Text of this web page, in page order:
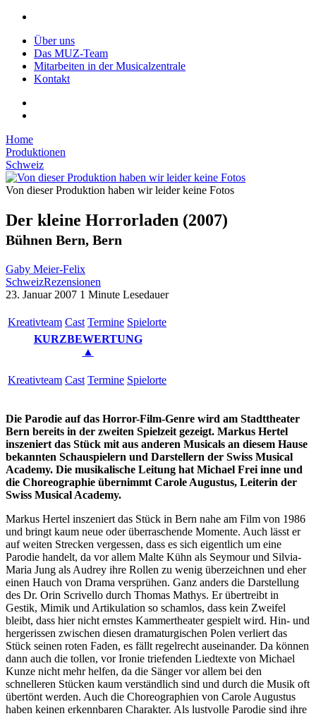
Über uns
Das MUZ-Team
Mitarbeiten in der Musicalzentrale
Kontakt
Home
Produktionen
Schweiz
Von dieser Produktion haben wir leider keine Fotos
Der kleine Horrorladen (2007)
Bühnen Bern, Bern
Gaby Meier-Felix
SchweizRezensionen
23. Januar 2007 1 Minute Lesedauer
Kreativ­team Cast Ter­mi­ne Spielorte
KURZBEWERTUNG
▲
Kreativ­team Cast Ter­mi­ne Spielorte
Die Parodie auf das Horror-Film-Genre wird am Stadttheater
Bern bereits in der zweiten Spielzeit gezeigt. Markus Hertel
inszeniert das Stück mit aus anderen Musicals an diesem Hause
bekannten Schauspielern und Darstellern der Swiss Musical
Academy. Die musikalische Leitung hat Michael Frei inne und
die Choreographie übernimmt Carole Augustus, Leiterin der
Swiss Musical Academy.
Markus Hertel inszeniert das Stück in Bern nahe am Film von 1986
und bringt kaum neue oder überraschende Momente. Auch lässt er
auf weiten Strecken vergessen, dass es sich eigentlich um eine
Parodie handelt, da vor allem Malte Kühn als Seymour und Silvia-
Maria Jung als Audrey ihre Rollen zu wenig überzeichnen und eher
einen Hauch von Drama versprühen. Ganz anders die Darstellung
des Dr. Orin Scrivello durch Thomas Mathys. Er übertreibt in
Gestik, Mimik und Artikulation so schamlos, dass kein Zweifel
bleibt, dass hier nicht ernstes Kammertheater gespielt wird. Hin- und
hergerissen zwischen diesen dramaturgischen Polen verliert das
Stück seinen roten Faden, es fällt regelrecht auseinander. Da können
dann auch die tollen, vor Ironie triefenden Liedtexte von Michael
Kunze nicht mehr helfen, da die Sänger vor allem bei den
schnelleren Stücken kaum verständlich sind und durch die Musik oft
übertönt werden. Auch die Choreographien von Carole Augustus
haben keinen erkennbaren Charakter. Als lustvolle Parodie sind ihre